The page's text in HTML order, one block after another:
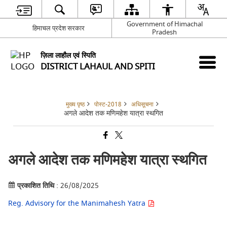
हिमाचल प्रदेश सरकार
Government of Himachal
Pradesh
ज़िला लाहौल एवं स्पिति
DISTRICT LAHAUL AND SPITI
मुख्य पृष्ठ पोस्ट-2018 अधिसूचना
अगले आदेश तक मणिमहेश यात्रा स्थगित
अगले आदेश तक मणिमहेश यात्रा स्थगित
प्रकाशित तिथि: 26/08/2025
Reg. Advisory for the Manimahesh Yatra